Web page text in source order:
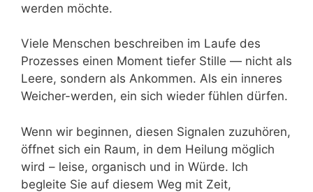
werden möchte.
Viele Menschen beschreiben im Laufe des
Prozesses einen Moment tiefer Stille — nicht als
Leere, sondern als Ankommen. Als ein inneres
Weicher-werden, ein sich wieder fühlen dürfen.
Wenn wir beginnen, diesen Signalen zuzuhören,
öffnet sich ein Raum, in dem Heilung möglich
wird – leise, organisch und in Würde. Ich
begleite Sie auf diesem Weg mit Zeit,